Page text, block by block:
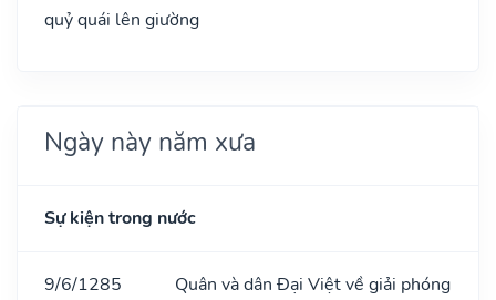
quỷ quái lên giường
Ngày này năm xưa
Sự kiện trong nước
9/6/1285
Quân và dân Đại Việt về giải phóng